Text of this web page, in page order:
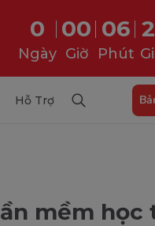
0
Ngày
00
Giờ
06
Phút
Hỗ Trợ
mềm học